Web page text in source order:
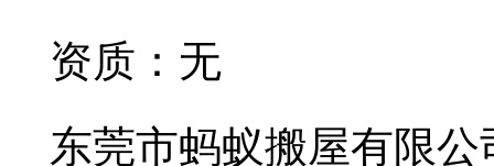
资质：无
东莞市蚂蚁搬屋有限